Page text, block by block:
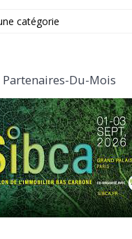
interviews
Partenaires-Du-Mois